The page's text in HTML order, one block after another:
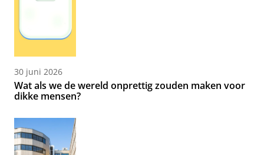
30 juni 2026
Wat als we de wereld onprettig zouden maken voor
dikke mensen?